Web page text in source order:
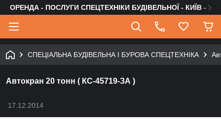
ОРЕНДА - ПОСЛУГИ СПЕЦТЕХНІКИ БУДІВЕЛЬНОЇ - КИЇВ -
СПЕЦІАЛЬНА БУДІВЕЛЬНА І БУРОВА СПЕЦТЕХНІКА
Автокран 20 тонн ( КС-45719-ЗА )
17.12.2014